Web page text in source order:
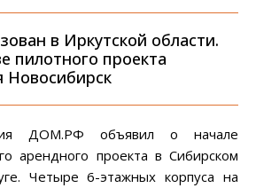
в Иркутской области.
пилотного проекта
Новосибирск
ДОМ.РФ объявил о начале
арендного проекта в Сибирском
Четыре 6-этажных корпуса на